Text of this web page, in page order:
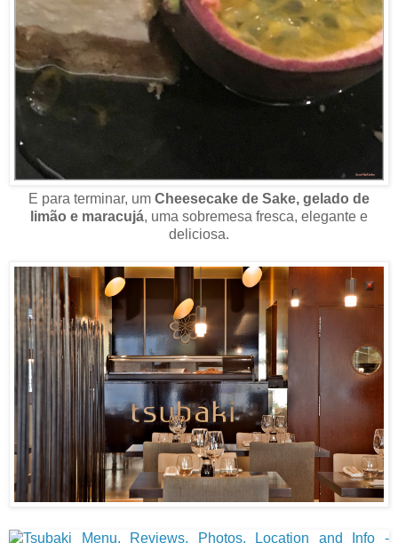
E para terminar, um Cheesecake de Sake, gelado de
limão e maracujá, uma sobremesa fresca, elegante e
deliciosa.